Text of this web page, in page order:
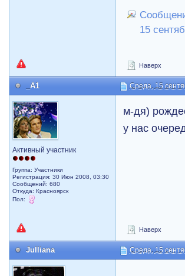
15
Наверх
_A1 Среда, 15
Активный участник
Группа: Участники
Регистрация: 30 Июн 2008, 03:30
Сообщений: 680
Откуда: Красноярск
Пол:
м-дя)
у нас
Наверх
Julliana Среда, 15